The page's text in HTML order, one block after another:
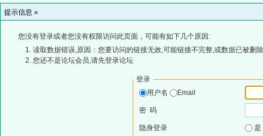
提示信息 »
您没有登录或者您没有权限访问此页面，可能有如下几个原因:
读取数据错误,原因：您要访问的链接无效,可能链接不完整,或数据已被删
您还不是论坛会员,请先登录论坛
登录
用户名
Email
密 码
隐身登录